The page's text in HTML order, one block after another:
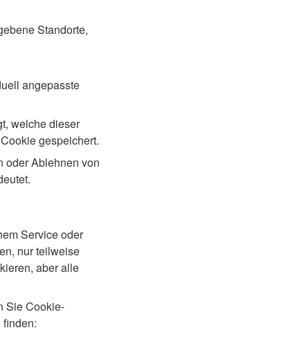
Standorte,
angepasste
welche dieser
gespeichert.
oder Ablehnen von
Service oder
nur teilweise
aber alle
Sie Cookie-